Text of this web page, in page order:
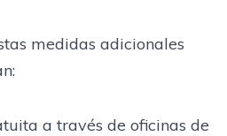
medidas adicionales
a través de oficinas de